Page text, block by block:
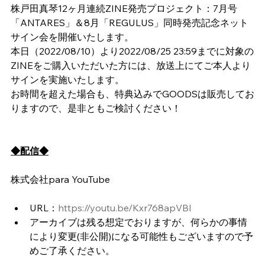
株戸田真琴12ヶ月連続ZINE発売プロジェクト：7月号
「ANTARES」＆8月「REGULUS」同時発売記念ネット
サイン会を開催いたします。
本日（2022/08/10）より2022/08/25 23:59までに対象の
ZINEをご購入いただいた方には、放送上にてご本人より
サインを実施いたします。
お時間を超えた場合も、特典込みでGOODSは販売してお
りますので、是非ともご検討ください！
◆配信◆
株式会社para YouTube
URL： https://youtu.be/Kxr768apVBI
アーカイブは残る想定でおりますが、何らかの事情
により変更(非公開)になる可能性もございますので予
めご了承ください。